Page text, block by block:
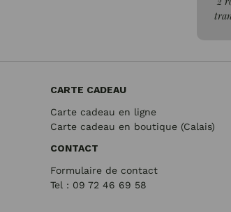
CARTE CADEAU
Carte cadeau en ligne
Carte cadeau en boutique (Calais)
CONTACT
Formulaire de contact
Tel : 09 72 46 69 58